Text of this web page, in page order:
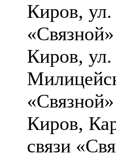
Киров,
Киров,
Киров,
связи